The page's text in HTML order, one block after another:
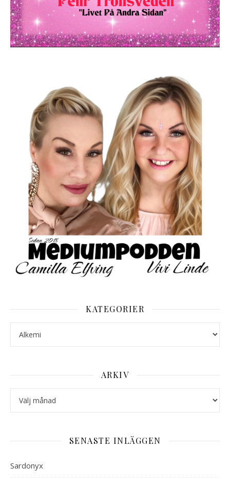
KATEGORIER
ARKIV
SENASTE INLÄGGEN
Sardonyx